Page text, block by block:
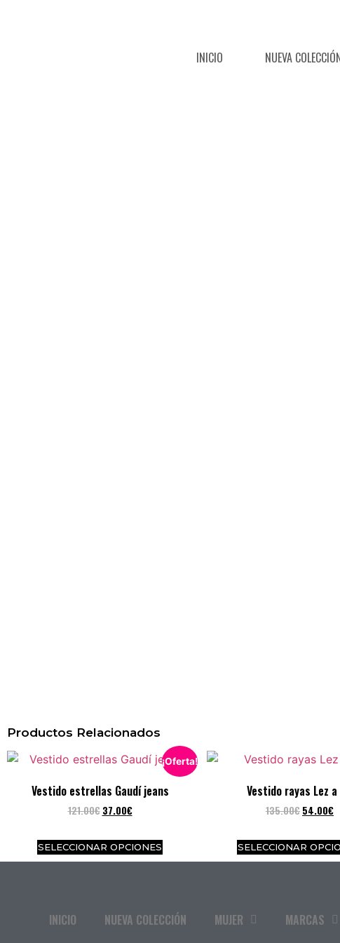
INICIO NUEVA
Productos Relacionados
¡Oferta!
Vestido estrellas Gaudí jeans
121.00€ 37.00€
SELECCIONAR OPCIONES
Vestido rayas Lez a
135.00€ 54.00€
SELECCIONAR
INICIO NUEVA COLECCIÓN MUJER MARCAS